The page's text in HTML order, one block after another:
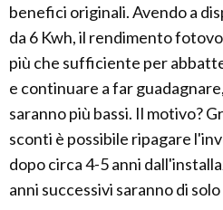
benefici originali. Avendo a
da 6 Kwh, il rendimento
più che sufficiente per
e continuare a far
saranno più bassi. Il motivo?
sconti è possibile ripagare
dopo circa 4-5 anni
anni successivi saranno di